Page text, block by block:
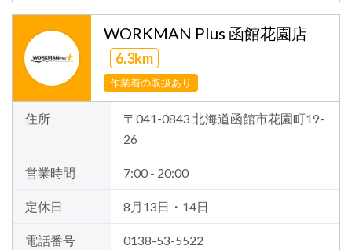
WORKMAN Plus 函館花園店
6.3km
作業着の取扱あり
住所
〒041-0843 北海道函館市花園町19-
26
営業時間 7:00 - 20:00
定休日 8月13日・14日
電話番号 0138-53-5522